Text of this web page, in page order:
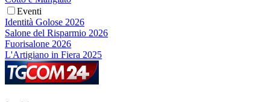
Eventi
Identità Golose 2026
Salone del Risparmio 2026
Fuorisalone 2026
L'Artigiano in Fiera 2025